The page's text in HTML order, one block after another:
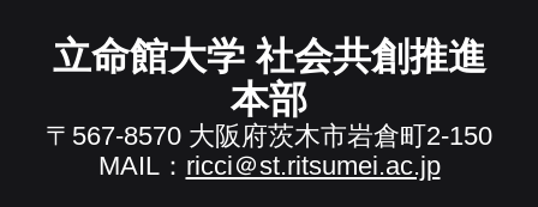
立命館大学 社会共創推進
本部
〒567-8570 大阪府茨木市岩倉町2-150
MAIL： ricci＠st.ritsumei.ac.jp